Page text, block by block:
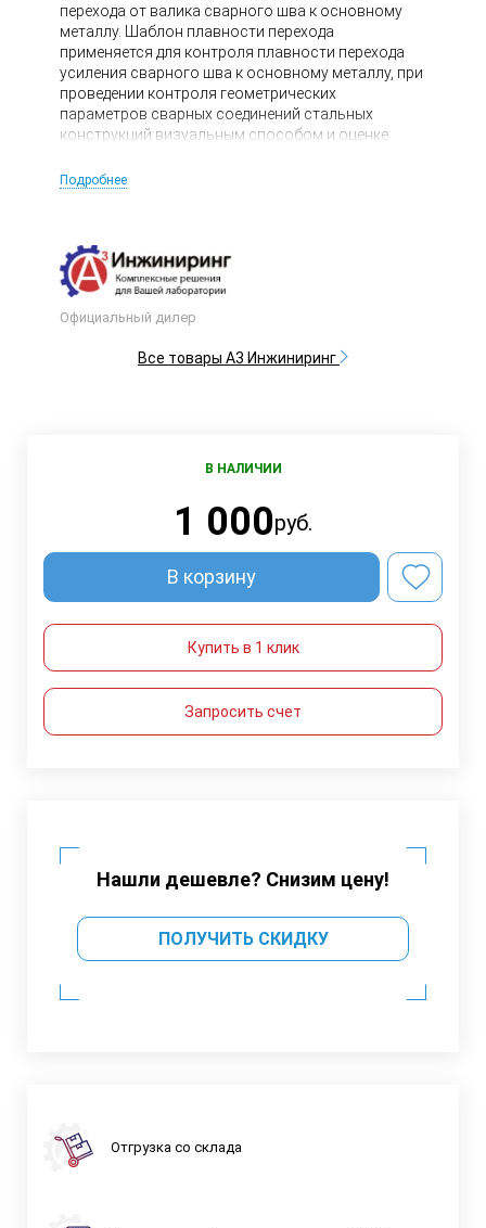
перехода от валика сварного шва к основному
металлу. Шаблон плавности перехода
применяется для контроля плавности перехода
усиления сварного шва к основному металлу, при
проведении контроля геометрических
параметров сварных соединений стальных
конструкций визуальным способом и оценке
Калибровкой.
Подробнее
Официальный дилер
Все товары А3 Инжиниринг
В НАЛИЧИИ
1 000руб.
В корзину
Купить в 1 клик
Запросить счет
Нашли дешевле? Снизим цену!
ПОЛУЧИТЬ СКИДКУ
Отгрузка со склада